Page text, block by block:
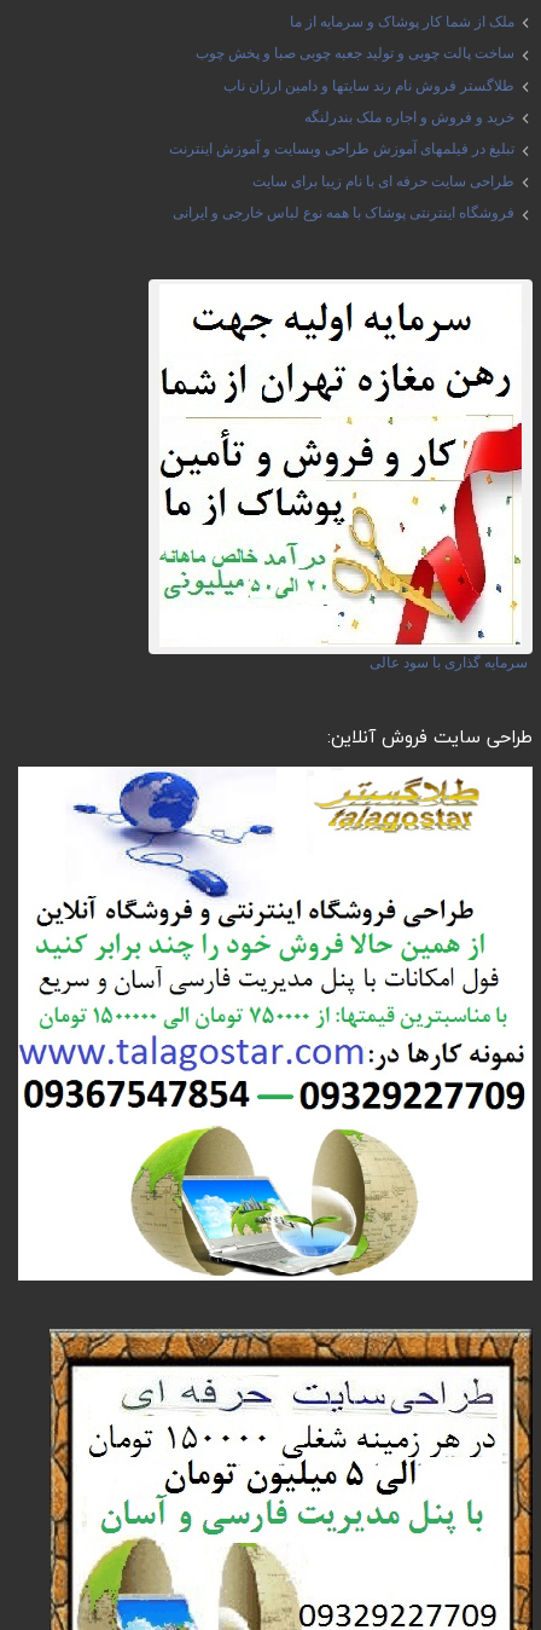
ملک از شما کار پوشاک و سرمایه از ما
ساخت پالت چوبی و تولید جعبه چوبی صبا و پخش چوب
طلاگستر فروش نام رند سایتها و دامین ارزان ناب
خرید و فروش و اجاره ملک بندرلنگه
تبلیغ در فیلمهای آموزش طراحی وبسایت و آموزش اینترنت
طراحی سایت حرفه ای با نام زیبا برای سایت
فروشگاه اینترنتی پوشاک با همه نوع لباس خارجی و ایرانی
سرمایه گذاری با سود عالی
طراحی سایت فروش آنلاین: